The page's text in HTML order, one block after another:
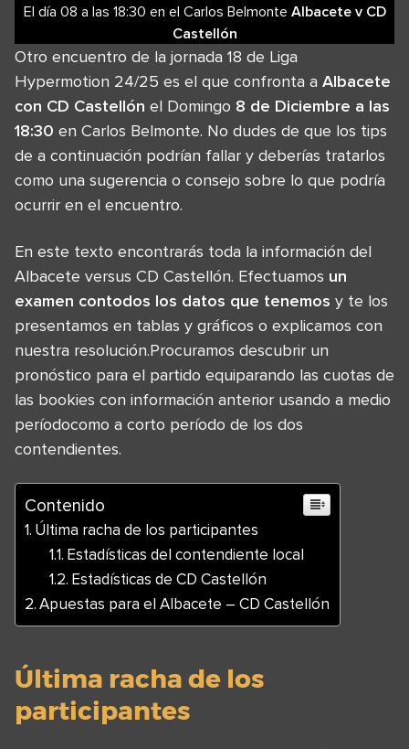
El día 08 a las 18:30 en el Carlos Belmonte Albacetev CD
Castellón
Otro encuentro de la jornada 18 de Liga
Hypermotion 24/25 es el que confronta a Albacete
con CD Castellón el Domingo 8 de Diciembre a las
18:30 en Carlos Belmonte. No dudes de que los tips
de a continuación podrían fallar y deberías tratarlos
como una sugerencia o consejo sobre lo que podría
ocurrir en el encuentro.
En este texto encontrarás toda la información del
Albacete versus CD Castellón. Efectuamos un
examen contodos los datos que tenemos y te los
presentamos en tablas y gráficos o explicamos con
nuestra resolución.Procuramos descubrir un
pronóstico para el partido equiparando las cuotas de
las bookies con información anterior usando a medio
períodocomo a corto período de los dos
contendientes.
Contenido
Última racha de los participantes
Estadísticas del contendiente local
Estadísticas de CD Castellón
Apuestas para el Albacete – CD Castellón
Última racha de los
participantes